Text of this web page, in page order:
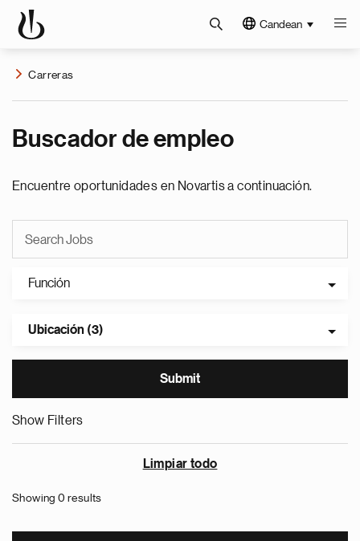
Candean
Carreras
Buscador de empleo
Encuentre oportunidades en Novartis a continuación.
Función
Ubicación (3)
Show Filters
Limpiar todo
Showing 0 results